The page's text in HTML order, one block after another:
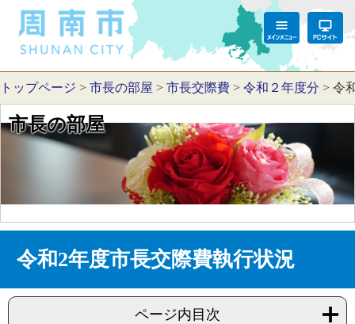
トップページ > 市長の部屋 > 市長交際費 > 令和２年度分 > 令
市長の部屋
令和2年度市長交際費執行状況
ページ内目次